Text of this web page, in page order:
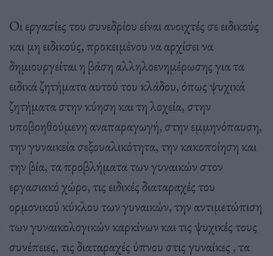
Οι εργασίες του συνεδρίου είναι ανοιχτές σε ειδικούς
και μη ειδικούς, προκειμένου να αρχίσει να
δημιουργείται η βάση αλληλοενημέρωσης για τα
ειδικά ζητήματα αυτού του κλάδου, όπως ψυχικά
ζητήματα στην κύηση και τη λοχεία, στην
υποβοηθούμενη αναπαραγωγή, στην εμμηνόπαυση,
την γυναικεία σεξουαλικότητα, την κακοποίηση και
την βία, τα προβλήματα των γυναικών στον
εργασιακό χώρο, τις ειδικές διαταραχές του
ορμονικού κύκλου των γυναικών, την αντιμετώπιση
των γυναικολογικών καρκίνων και τις ψυχικές τους
συνέπειες, τις διαταραχές ύπνου στις γυναίκες , τα